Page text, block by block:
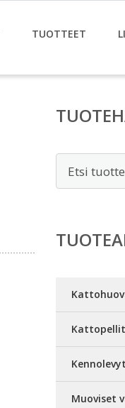
TUOTTEET
Kattopellit
Kennolevyt
Muoviset